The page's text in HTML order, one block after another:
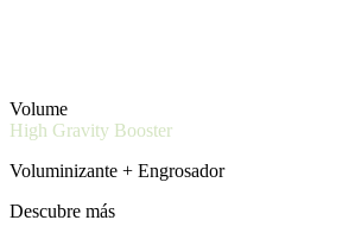
Volume
High Gravity Booster
Voluminizante + Engrosador
Descubre más